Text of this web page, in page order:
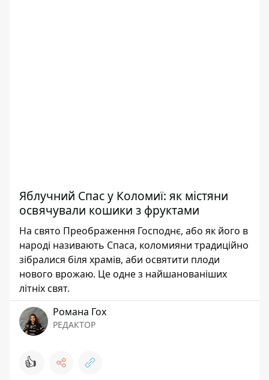
Яблучний Спас у Коломиї: як містяни
освячували кошики з фруктами
На свято Преображення Господнє, або як його в
народі називають Спаса, коломияни традиційно
зібралися біля храмів, аби освятити плоди
нового врожаю. Це одне з найшанованіших
літніх свят.
Романа Гох
РЕДАКТОР
👍